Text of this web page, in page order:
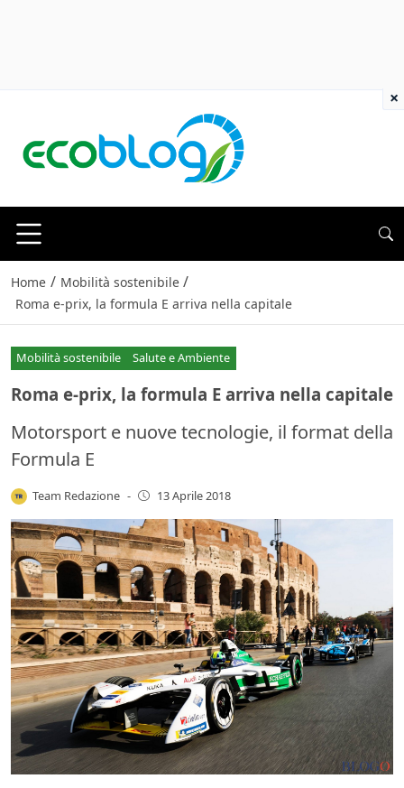
Home / Mobilità sostenibile /
Roma e-prix, la formula E arriva nella capitale
Mobilità sostenibile Salute e Ambiente
Roma e-prix, la formula E arriva nella capitale
Motorsport e nuove tecnologie, il format della
Formula E
Team Redazione - 13 Aprile 2018
×